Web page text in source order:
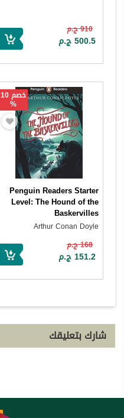
910 ج.م
500.5 ج.م
خصم 10
%
Penguin Readers Starter
Level: The Hound of the
Baskervilles
Arthur Conan Doyle
168 ج.م
151.2 ج.م
شارك بتعليقك